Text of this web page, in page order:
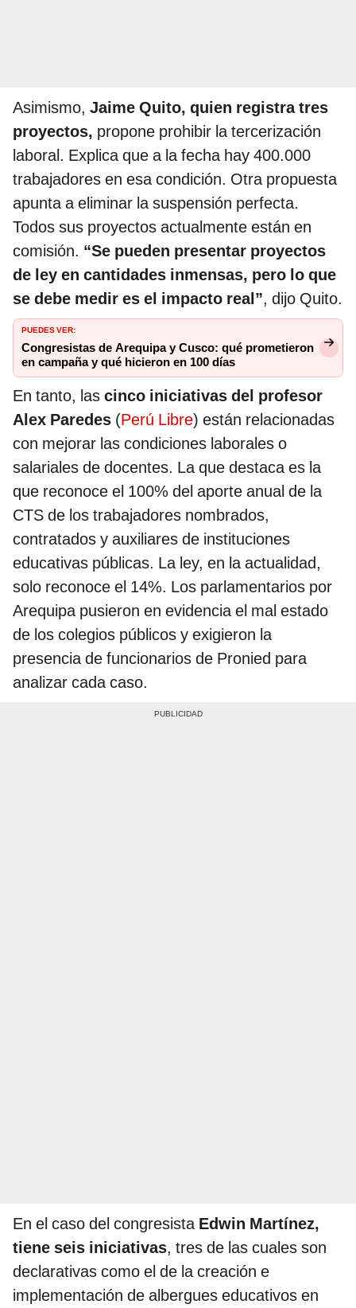
Asimismo, Jaime Quito, quien registra tres
proyectos, propone prohibir la tercerización
laboral. Explica que a la fecha hay 400.000
trabajadores en esa condición. Otra propuesta
apunta a eliminar la suspensión perfecta.
Todos sus proyectos actualmente están en
comisión. “Se pueden presentar proyectos
de ley en cantidades inmensas, pero lo que
se debe medir es el impacto real”, dijo Quito.
PUEDES VER:
Congresistas de Arequipa y Cusco: qué prometieron
en campaña y qué hicieron en 100 días
En tanto, las cinco iniciativas del profesor
Alex Paredes (Perú Libre) están relacionadas
con mejorar las condiciones laborales o
salariales de docentes. La que destaca es la
que reconoce el 100% del aporte anual de la
CTS de los trabajadores nombrados,
contratados y auxiliares de instituciones
educativas públicas. La ley, en la actualidad,
solo reconoce el 14%. Los parlamentarios por
Arequipa pusieron en evidencia el mal estado
de los colegios públicos y exigieron la
presencia de funcionarios de Pronied para
analizar cada caso.
En el caso del congresistaEdwin Martínez,
tiene seis iniciativas, tres de las cuales son
declarativas como el de la creación e
implementación de albergues educativos en